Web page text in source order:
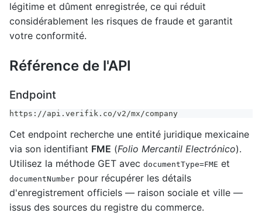
légitime et dûment enregistrée, ce qui réduit
considérablement les risques de fraude et garantit
votre conformité.
Référence de l'API
Endpoint
https://api.verifik.co/v2/mx/company
Cet endpoint recherche une entité juridique mexicaine
via son identifiant FME (Folio Mercantil Electrónico).
Utilisez la méthode GET avec documentType=FME et
documentNumber pour récupérer les détails
d'enregistrement officiels — raison sociale et ville —
issus des sources du registre du commerce.